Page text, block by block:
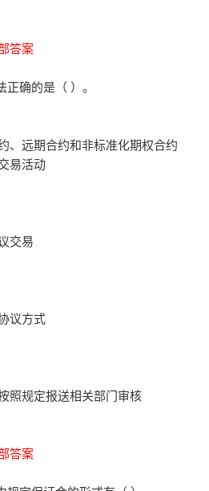
答案
确的是（ ）。
、远期合约和非标准化期权合约
易活动
交易
议方式
照规定报送相关部门审核
答案